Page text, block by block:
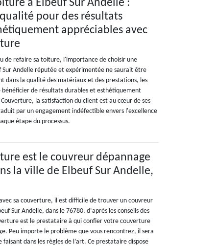
à Elbeuf Sur Andelle :
pour des résultats
appréciables avec
de refaire sa toiture, l'importance de choisir une
Andelle réputée et expérimentée ne saurait être
dans la qualité des matériaux et des prestations, les
bénéficier de résultats durables et esthétiquement
la satisfaction du client est au cœur de ses
par un engagement indéfectible envers l'excellence
étape du processus.
est le couvreur dépannage
la ville de Elbeuf Sur Andelle,
sa couverture, il est difficile de trouver un couvreur
Sur Andelle, dans le 76780, d‘après les conseils des
est le prestataire à qui confier votre couverture
Peu importe le problème que vous rencontrez, il sera
faisant dans les règles de l’art. Ce prestataire dispose